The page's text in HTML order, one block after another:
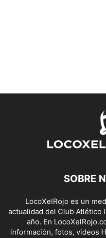
SOBRE
LocoXelRojo es un
actualidad del Club Atlético
año. En
información, fotos, videos